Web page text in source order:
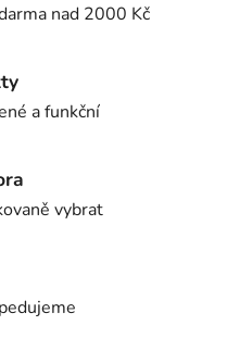
nad 2000 Kč
a funkční
vybrat